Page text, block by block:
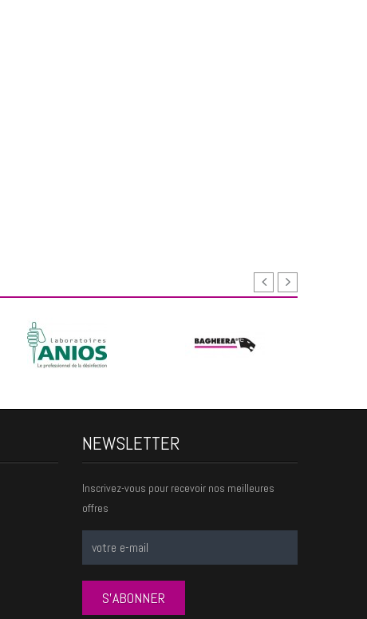
NEWSLETTER
Inscrivez-vous pour recevoir nos meilleures
offres
S'ABONNER